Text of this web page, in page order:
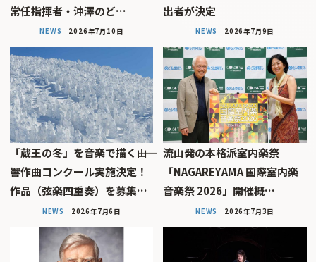
常任指揮者・沖澤のど…
NEWS 2026年7月10日
出者が決定
NEWS 2026年7月9日
「蔵王の冬」を音楽で描く――山
響作曲コンクール実施決定！
作品（弦楽四重奏）を募集…
NEWS 2026年7月6日
流山発の本格派室内楽祭
「NAGAREYAMA 国際室内楽
音楽祭 2026」開催概…
NEWS 2026年7月3日